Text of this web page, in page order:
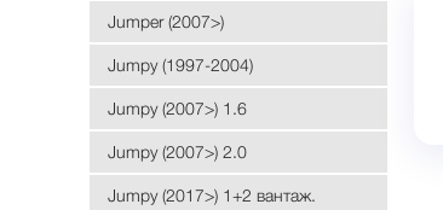
Jumper (2007>)
Jumpy (1997-2004)
Jumpy (2007>) 1.6
Jumpy (2007>) 2.0
Jumpy (2017>) 1+2 вантаж.